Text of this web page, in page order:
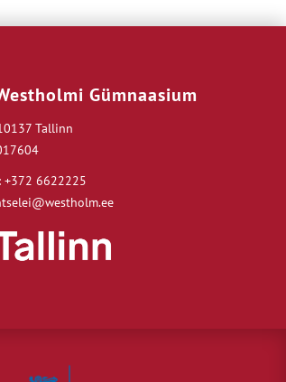
Gümnaasium
Tallinn
+372 6622225